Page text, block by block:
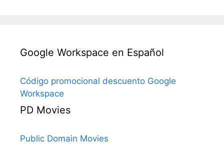
Google Workspace en Español
Código promocional descuento Google
Workspace
PD Movies
Public Domain Movies